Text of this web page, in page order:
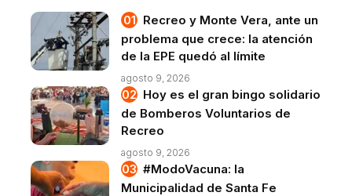
Recreo y Monte Vera, ante un
problema que crece: la atención
de la EPE quedó al límite
agosto 9, 2026
Hoy es el gran bingo solidario
de Bomberos Voluntarios de
Recreo
agosto 9, 2026
#ModoVacuna: la
Municipalidad de Santa Fe